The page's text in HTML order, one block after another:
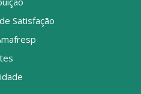
Satisfação